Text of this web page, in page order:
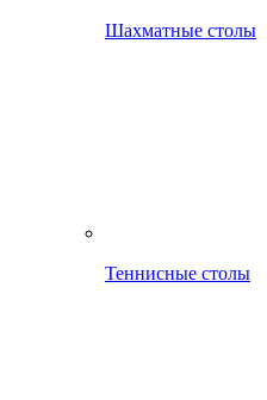
Шахматные столы
Теннисные столы